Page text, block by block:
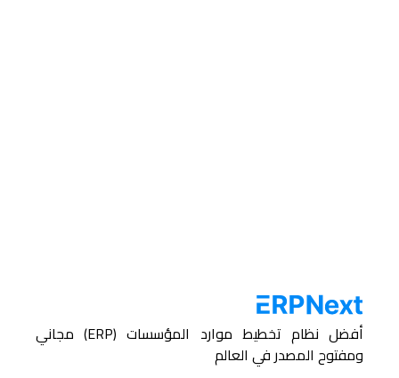
أفضل نظام تخطيط موارد المؤسسات (ERP) مجاني
ومفتوح المصدر في العالم